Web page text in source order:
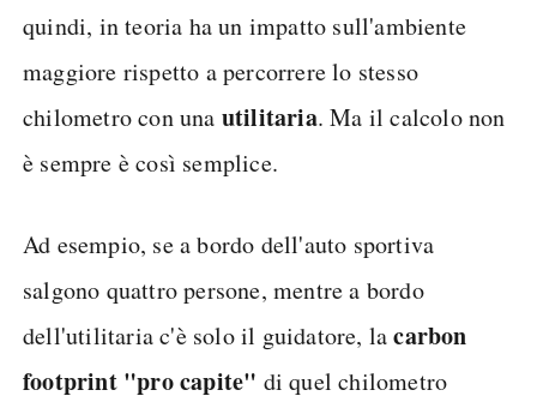
quindi, in teoria ha un impatto sull'ambiente
maggiore rispetto a percorrere lo stesso
chilometro con una utilitaria. Ma il calcolo non
è sempre è così semplice.
Ad esempio, se a bordo dell'auto sportiva
salgono quattro persone, mentre a bordo
dell'utilitaria c'è solo il guidatore, lacarbon
footprint "pro capite" di quel chilometro